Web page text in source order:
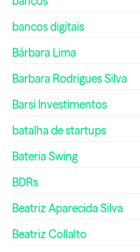
bancos digitais
Bárbara Lima
Barbara Rodrigues Silva
Barsi Investimentos
batalha de startups
Bateria Swing
BDRs
Beatriz Aparecida Silva
Beatriz Collalto